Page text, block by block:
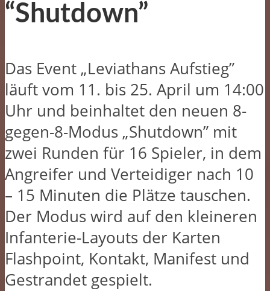
“Shutdown”
Das Event „Leviathans Aufstieg”
läuft vom 11. bis 25. April um 14:00
Uhr und beinhaltet den neuen 8-
gegen-8-Modus „Shutdown” mit
zwei Runden für 16 Spieler, in dem
Angreifer und Verteidiger nach 10
– 15 Minuten die Plätze tauschen.
Der Modus wird auf den kleineren
Infanterie-Layouts der Karten
Flashpoint, Kontakt, Manifest und
Gestrandet gespielt.